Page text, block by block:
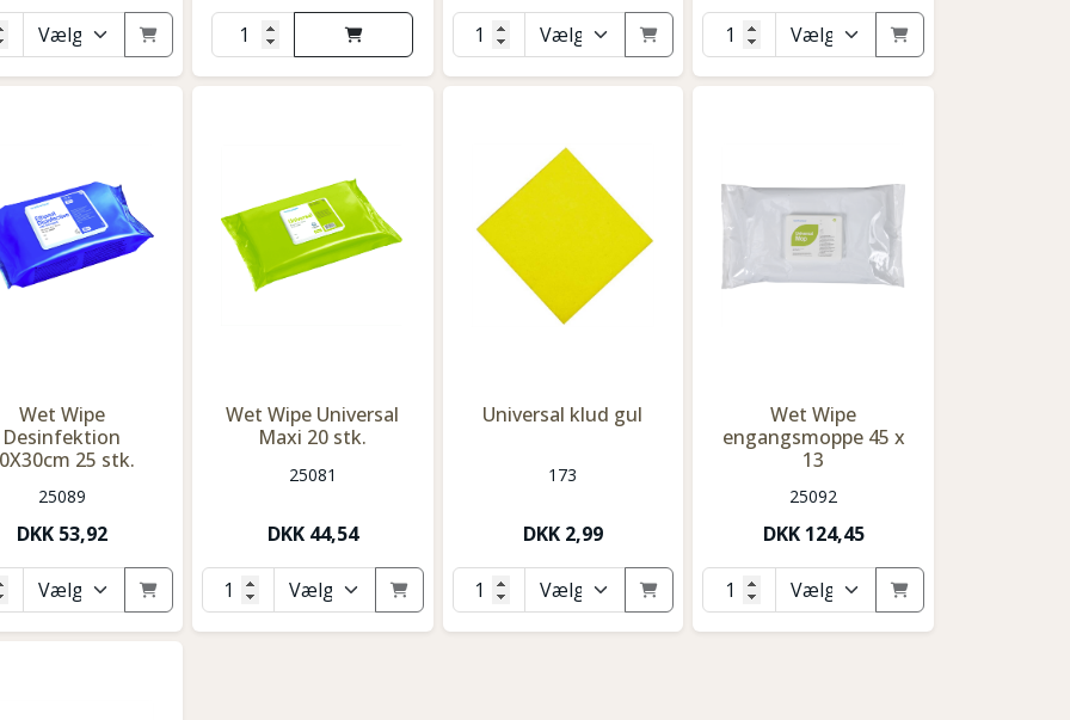
Wet Wipe
Desinfektion
25 stk.
25089
DKK 53,92
Wet Wipe Universal
Maxi 20 stk.
25081
DKK 44,54
Universal klud gul
173
DKK 2,99
Wet Wipe
engangsmoppe 45 x
13
25092
DKK 124,45